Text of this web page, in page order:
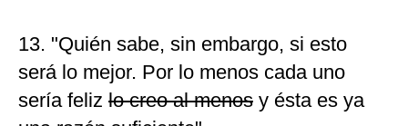
13. "Quién sabe, sin embargo, si esto
será lo mejor. Por lo menos cada uno
sería feliz lo creo al menos y ésta es ya